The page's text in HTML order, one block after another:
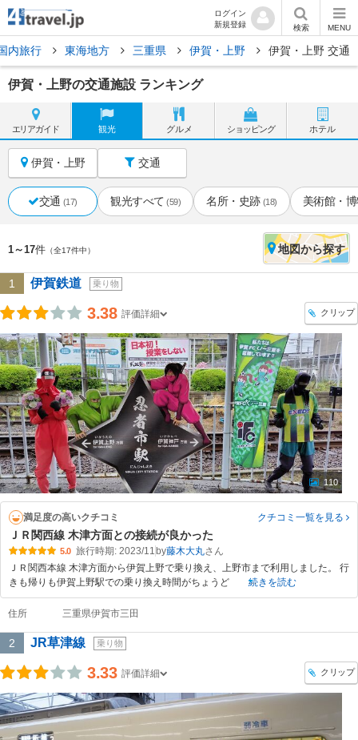
ログイン
新規登録
検索 MENU
内旅行 東海地方 三重県 伊賀・上野 伊賀・上野 交通
伊賀・上野の交通施設 ランキング
エリアガイド 観光 グルメ ショッピング ホテル
伊賀・上野 交通
交通 (17) 観光すべて (59) 名所・史跡 (18) 美術館・
1～17件 （全17件中） 地図から探す
1 伊賀鉄道 乗り物
3.38 評価詳細 クリップ
110
満足度の高いクチコミ クチコミ一覧を見る
ＪＲ関西線 木津方面との接続が良かった
5.0 旅行時期: 2023/11 by藤木大丸
ＪＲ関西本線 木津方面から伊賀上野で乗り換え、上野市まで利用しました。 行
きも帰りも伊賀上野駅での乗り換え時間がちょうど
続きを読む
住所 三重県伊賀市三田
2 JR草津線 乗り物
3.33 評価詳細 クリップ